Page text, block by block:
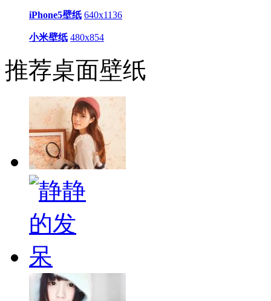
iPhone5壁纸 640x1136
小米壁纸 480x854
推荐桌面壁纸